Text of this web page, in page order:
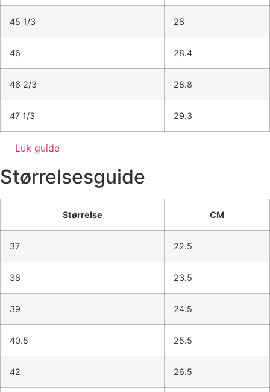
45 1/3 28
46 28.4
46 2/3 28.8
47 1/3 29.3
Luk guide
Størrelsesguide
Størrelse CM
37 22.5
38 23.5
39 24.5
40.5 25.5
42 26.5